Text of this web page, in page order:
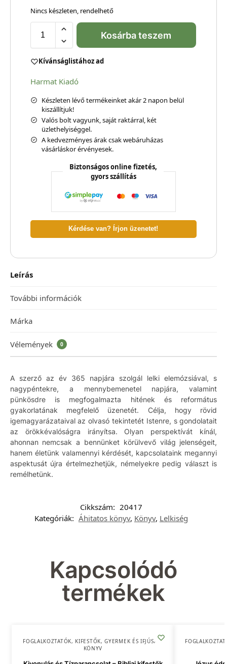
Nincs készleten, rendelhető
Kosárba teszem
Kívánságlistához ad
Harmat Kiadó
Készleten lévő termékeinket akár 2 napon belül
kiszállítjuk!
Valós bolt vagyunk, saját raktárral, két
üzlethelyiséggel.
A kedvezményes árak csak webáruházas
vásárláskor érvényesek.
Biztonságos online fizetés,
gyors szállítás
Kérdése van? Írjon üzenetet!
Leírás
További információk
Márka
Vélemények 0
A szerző az év 365 napjára szolgál lelki elemózsiával, s
nagypéntekre, a mennybemenetel napjára, valamint
pünkösdre is megfogalmazta hitének és református
gyakorlatának megfelelő üzenetét. Célja, hogy rövid
igemagyarázataival az olvasó tekintetét Istenre, s gondolatait
az örökkévalóságra irányítsa. Olyan perspektívát kínál,
ahonnan nemcsak a bennünket körülvevő világ jelenségeit,
hanem életünk valamennyi kérdését, kapcsolataink megannyi
aspektusát újra értelmezhetjük, némelyekre pedig választ is
remélhetünk.
Cikkszám: 20417
Kategóriák: Áhitatos könyv, Könyv, Lelkiség
Kapcsolódó
termékek
FOGLALKOZTATÓK, KIFESTŐK,GYERMEK ÉS IFJÚSÁG,
KÖNYV